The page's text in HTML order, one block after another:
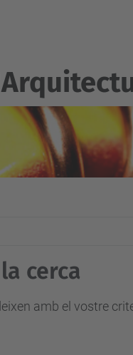
cerca
amb el vostre